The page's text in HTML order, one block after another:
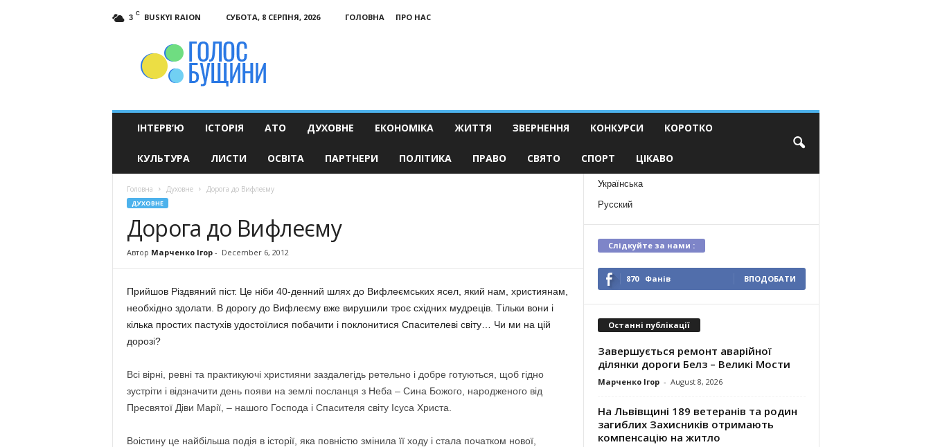
3 C BUSKYI RAION СУБОТА, 8 СЕРПНЯ, 2026 ГОЛОВНА
ПРО НАС
ІНТЕРВ’Ю ІСТОРІЯ АТО ДУХОВНЕ ЕКОНОМІКА ЖИТТЯ ЗВЕРНЕННЯ КОНКУРСИ КОРОТКО
КУЛЬТУРА ЛИСТИ ОСВІТА ПАРТНЕРИ ПОЛІТИКА ПРАВО СВЯТО СПОРТ ЦІКАВО
Головна Духовне Дорога до Вифлеєму
ДУХОВНЕ
Дорога до Вифлеєму
Автор Марченко Ігор- December 6, 2012
Прийшов Різдвяний піст. Це ніби 40-денний шлях до Вифлеємських ясел, який нам, християнам,
необхідно здолати. В дорогу до Вифлеєму вже вирушили троє східних мудреців. Тільки вони і
кілька простих пастухів удостоїлися побачити і поклонитися Спасителеві світу… Чи ми на цій
дорозі?
Всі вірні, ревні та практикуючі християни заздалегідь ретельно і добре готуються, щоб гідно
зустріти і відзначити день появи на землі посланця з Неба – Сина Божого, народженого від
Пресвятої Діви Марії, – нашого Господа і Спасителя світу Ісуса Христа.
Воістину це найбільша подія в історії, яка повністю змінила її ходу і стала початком нової,
Українська
Русский
Слідкуйте за нами :
870 Фанів ВПОДОБАТИ
Останні публікації
Завершується ремонт аварійної
ділянки дороги Белз – Великі Мости
Марченко Ігор - August 8, 2026
На Львівщині 189 ветеранів та родин
загиблих Захисників отримають
компенсацію на житло